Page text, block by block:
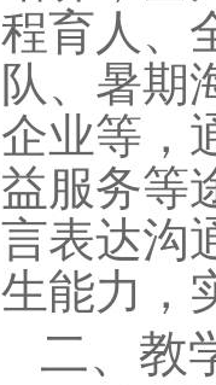
程育人、
队、暑期
企业等，
益服务等
言表达沟
生能力，
二、教